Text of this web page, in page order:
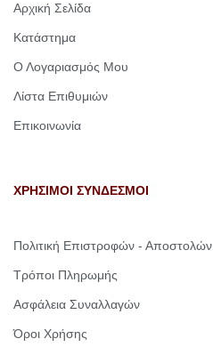
Αρχική Σελίδα
Κατάστημα
Ο Λογαριασμός Μου
Λίστα Επιθυμιών
Επικοινωνία
ΧΡΗΣΙΜΟΙ ΣΥΝΔΕΣΜΟΙ
Πολιτική Επιστροφών - Αποστολών
Τρόποι Πληρωμής
Ασφάλεια Συναλλαγών
Όροι Χρήσης